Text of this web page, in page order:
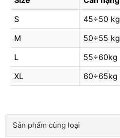
S
45÷50 kg
M
50÷55 kg
L
55÷60kg
XL
60÷65kg
Sản phẩm cùng loại